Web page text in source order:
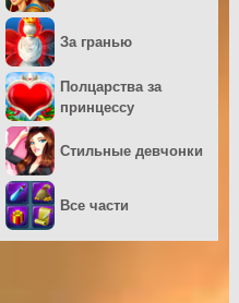
За гранью
Полцарства за
принцессу
Стильные девчонки
Все части